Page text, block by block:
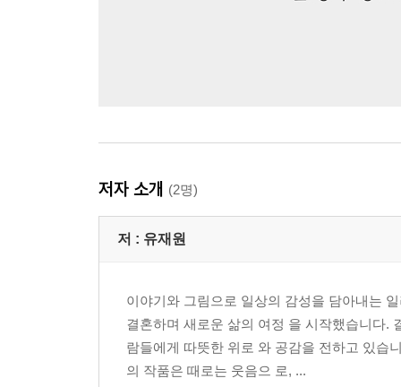
저자 소개 (2명)
저 : 유재원
이야기와 그림으로 일상의 감성을 담아내는
결혼하며 새로운 삶의 여정 을 시작했습니다.
람들에게 따뜻한 위로 와 공감을 전하고 있습
의 작품은 때로는 웃음으 로, ...